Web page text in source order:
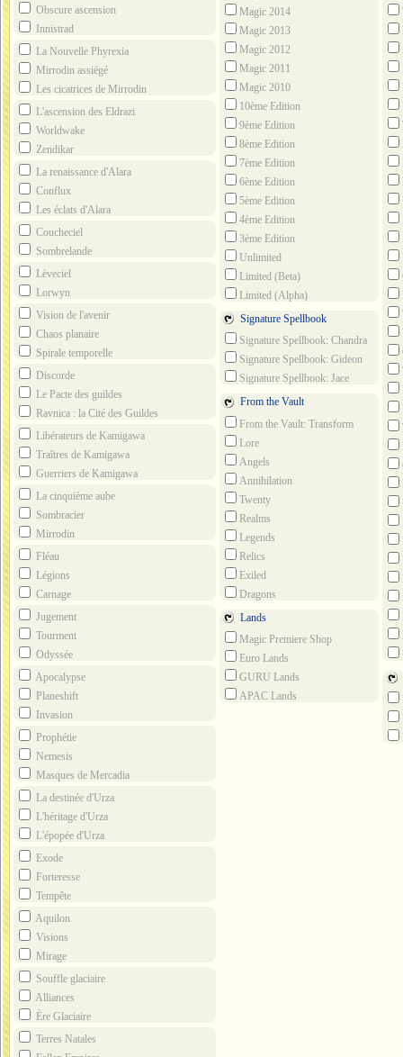
Obscure ascension
Innistrad
La Nouvelle Phyrexia
Mirrodin assiégé
Les cicatrices de Mirrodin
L'ascension des Eldrazi
Worldwake
Zendikar
La renaissance d'Alara
Conflux
Les éclats d'Alara
Coucheciel
Sombrelande
Lèveciel
Lorwyn
Vision de l'avenir
Chaos planaire
Spirale temporelle
Discorde
Le Pacte des guildes
Ravnica : la Cité des Guildes
Libérateurs de Kamigawa
Traîtres de Kamigawa
Guerriers de Kamigawa
La cinquième aube
Sombracier
Mirrodin
Fléau
Légions
Carnage
Jugement
Tourment
Odyssée
Apocalypse
Planeshift
Invasion
Prophétie
Nemesis
Masques de Mercadia
La destinée d'Urza
L'héritage d'Urza
L'épopée d'Urza
Exode
Forteresse
Tempête
Aquilon
Visions
Mirage
Souffle glaciaire
Alliances
Ère Glaciaire
Terres Natales
Magic 2014
Magic 2013
Magic 2012
Magic 2011
Magic 2010
10ème Edition
9ème Edition
8ème Edition
7ème Edition
6ème Edition
5ème Edition
4ème Edition
3ème Edition
Unlimited
Limited (Beta)
Limited (Alpha)
Signature Spellbook
Signature Spellbook: Chandra
Signature Spellbook: Gideon
Signature Spellbook: Jace
From the Vault
From the Vault: Transform
Lore
Angels
Annihilation
Twenty
Realms
Legends
Relics
Exiled
Dragons
Lands
Magic Premiere Shop
Euro Lands
GURU Lands
APAC Lands